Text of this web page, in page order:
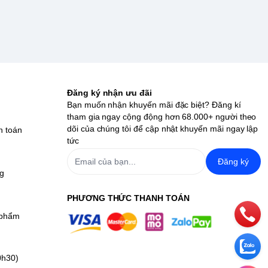
toán
Đăng ký nhận ưu đãi
Bạn muốn nhận khuyến mãi đặc biệt? Đăng kí
tham gia ngay cộng động hơn 68.000+ người theo
dõi của chúng tôi để cập nhật khuyến mãi ngay lập
tức
Đăng ký
PHƯƠNG THỨC THANH TOÁN